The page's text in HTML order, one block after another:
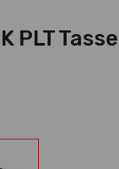
PLT